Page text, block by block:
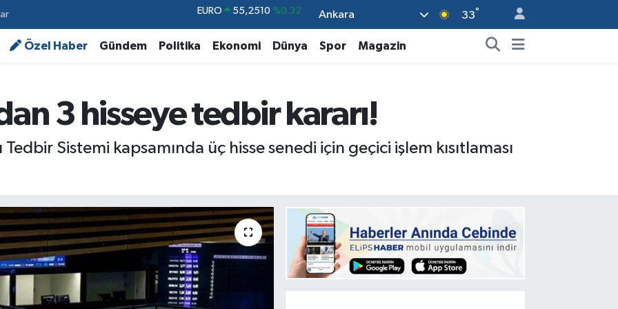
STERLİN 64,4811 %0.38
GRAM ALTIN 6660.55 %0.03
DOLAR 47,7436 %0.18
Ankara 33°
Özel Haber Gündem Politika Ekonomi Dünya Spor Magazin
3 hisseye tedbir kararı!
Sistemi kapsamında üç hisse senedi için geçici işlem kısıtlaması